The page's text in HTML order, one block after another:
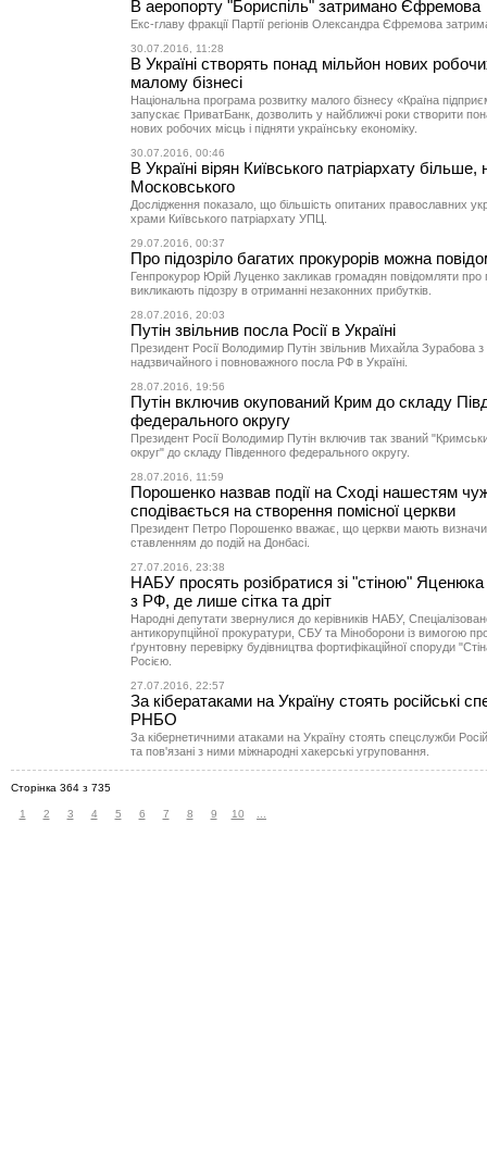
В аеропорту "Бориспіль" затримано Єфремова
Екс-главу фракції Партії регіонів Олександра Єфремова
30.07.2016, 11:28
В Україні створять понад мільйон нових
малому бізнесі
Національна програма розвитку малого бізнесу «Країна
запускає ПриватБанк, дозволить у найближчі роки створити
нових робочих місць і підняти українську економіку.
30.07.2016, 00:46
В Україні вірян Київського патріархату більше,
Московського
Дослідження показало, що більшість опитаних православних
храми Київського патріархату УПЦ.
29.07.2016, 00:37
Про підозріло багатих прокурорів можна
Генпрокурор Юрій Луценко закликав громадян повідомляти про
викликають підозру в отриманні незаконних прибутків.
28.07.2016, 20:03
Путін звільнив посла Росії в Україні
Президент Росії Володимир Путін звільнив Михайла Зурабова
надзвичайного і повноважного посла РФ в Україні.
28.07.2016, 19:56
Путін включив окупований Крим до складу
федерального округу
Президент Росії Володимир Путін включив так званий
округ" до складу Південного федерального округу.
28.07.2016, 11:59
Порошенко назвав події на Сході нашестям
сподівається на створення помісної церкви
Президент Петро Порошенко вважає, що церкви мають
ставленням до подій на Донбасі.
27.07.2016, 23:38
НАБУ просять розібратися зі "стіною" Яценюка
з РФ, де лише сітка та дріт
Народні депутати звернулися до керівників НАБУ,
антикорупційної прокуратури, СБУ та Міноборони із вимогою
ґрунтовну перевірку будівництва фортифікаційної споруди
Росією.
27.07.2016, 22:57
За кібератаками на Україну стоять російські
РНБО
За кібернетичними атаками на Україну стоять спецслужби
та пов'язані з ними міжнародні хакерські угруповання.
Сторінка 364 з 735
1 2 3 4 5 6 7 8 9 10